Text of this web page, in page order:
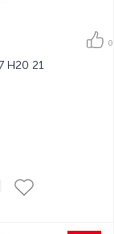
0
H20 21